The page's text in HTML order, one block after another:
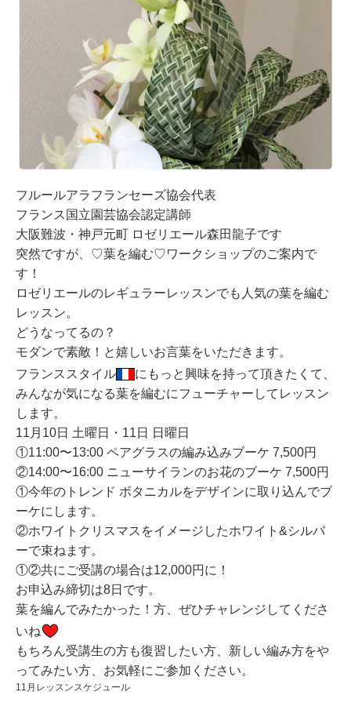
フルールアラフランセーズ協会代表
フランス国立園芸協会認定講師
大阪難波・神戸元町 ロゼリエール森田龍子です
突然ですが、♡葉を編む♡ワークショップのご案内で
す！
ロゼリエールのレギュラーレッスンでも人気の葉を編む
レッスン。
どうなってるの？
モダンで素敵！と嬉しいお言葉をいただきます。
フランススタイル
にもっと興味を持って頂きたくて、
みんなが気になる葉を編むにフューチャーしてレッスン
します。
11月10日 土曜日・11日 日曜日
①11:00〜13:00 ペアグラスの編み込みブーケ 7,500円
②14:00〜16:00 ニューサイランのお花のブーケ 7,500円
①今年のトレンド ボタニカルをデザインに取り込んでブ
ーケにします。
②ホワイトクリスマスをイメージしたホワイト&シルバ
ーで束ねます。
①②共にご受講の場合は12,000円に！
お申込み締切は8日です。
葉を編んでみたかった！方、ぜひチャレンジしてくださ
いね
もちろん受講生の方も復習したい方、新しい編み方をや
ってみたい方、お気軽にご参加ください。
11月レッスンスケジュール